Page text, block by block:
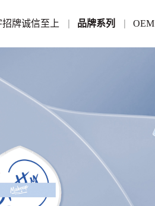
招牌诚信至上 品牌系列 OEM